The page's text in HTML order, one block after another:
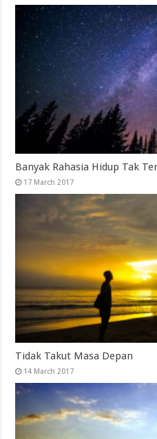
Banyak Rahasia Hidup Tak
17 March 2017
Tidak Takut Masa Depan
14 March 2017